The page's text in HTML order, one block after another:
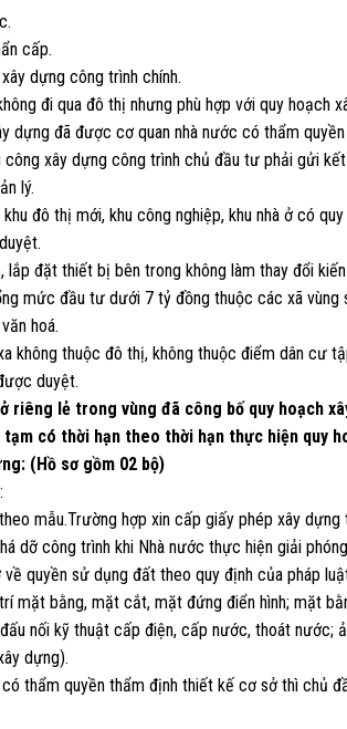
cấp.
dựng công trình chính.
đi qua đô thị nhưng phù hợp với quy hoạch
dựng đã được cơ quan nhà nước có thẩm
công xây dựng công trình chủ đầu tư phải gửi
lý.
đô thị mới, khu công nghiệp, khu nhà ở có
đặt thiết bị bên trong không làm thay đổi
mức đầu tư dưới 7 tỷ đồng thuộc các xã vùng
hoá.
không thuộc đô thị, không thuộc điểm dân cư
duyệt.
riêng lẻ trong vùng đã công bố quy hoạch
có thời hạn theo thời hạn thực hiện quy
(Hồ sơ gồm 02 bộ)
mẫu.Trường hợp xin cấp giấy phép xây
dỡ công trình khi Nhà nước thực hiện giải
quyền sử dụng đất theo quy định của pháp
mặt bằng, mặt cắt, mặt đứng điển hình; mặt
nối kỹ thuật cấp điện, cấp nước, thoát nước;
dựng).
thẩm quyền thẩm định thiết kế cơ sở thì chủ